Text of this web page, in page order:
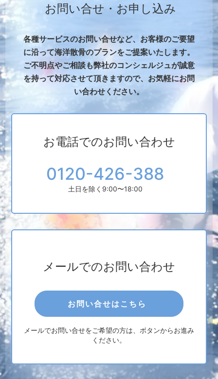
お問い合せ・お申し込み
各種サービスのお問い合せなど、お客様のご要望
に沿って海洋散骨のプランをご提案いたします。
ご不明点やご相談も弊社のコンシェルジュが誠意
を持って対応させて頂きますので、お気軽にお問
い合わせください。
お電話でのお問い合わせ
0120-426-388
土日を除く9:00〜18:00
メールでのお問い合わせ
お問い合せはこちら
メールでお問い合せをご希望の方は、ボタンからお進み
ください。